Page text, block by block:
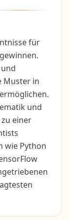
für
Muster in
und
einer
wie Python